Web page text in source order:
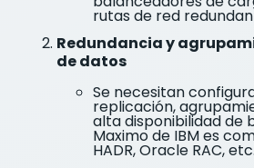
rutas de red
Redundancia y
de datos
Se necesitan
replicación,
alta disponibilidad de
Maximo de IBM es
HADR, Oracle RAC, etc.